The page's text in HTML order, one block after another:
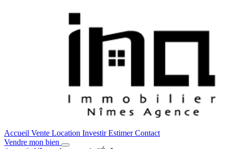
Accueil Vente Location InvestirEstimerContact
Vendre mon bien